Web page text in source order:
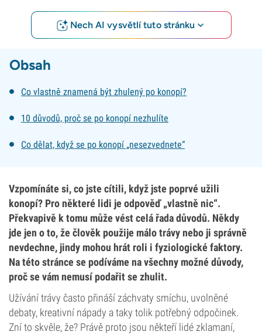
Nech AI vysvětlí tuto stránku
Obsah
Co vlastně znamená být zhulený po konopí?
10 důvodů, proč se po konopí nezhulíte
Co dělat, když se po konopí „nesezvednete“
Vzpomínáte si, co jste cítili, když jste poprvé užili
konopí? Pro některé lidi je odpověď „vlastně nic“.
Překvapivě k tomu může vést celá řada důvodů. Někdy
jde jen o to, že člověk použije málo trávy nebo ji správně
nevdechne, jindy mohou hrát roli i fyziologické faktory.
Na této stránce se podíváme na všechny možné důvody,
proč se vám nemusí podařit se zhulit.
Užívání trávy často přináší záchvaty smíchu, uvolněné
debaty, kreativní nápady a taky tolik potřebný odpočinek.
Zní to skvěle, že? Právě proto jsou někteří lidé zklamaní,